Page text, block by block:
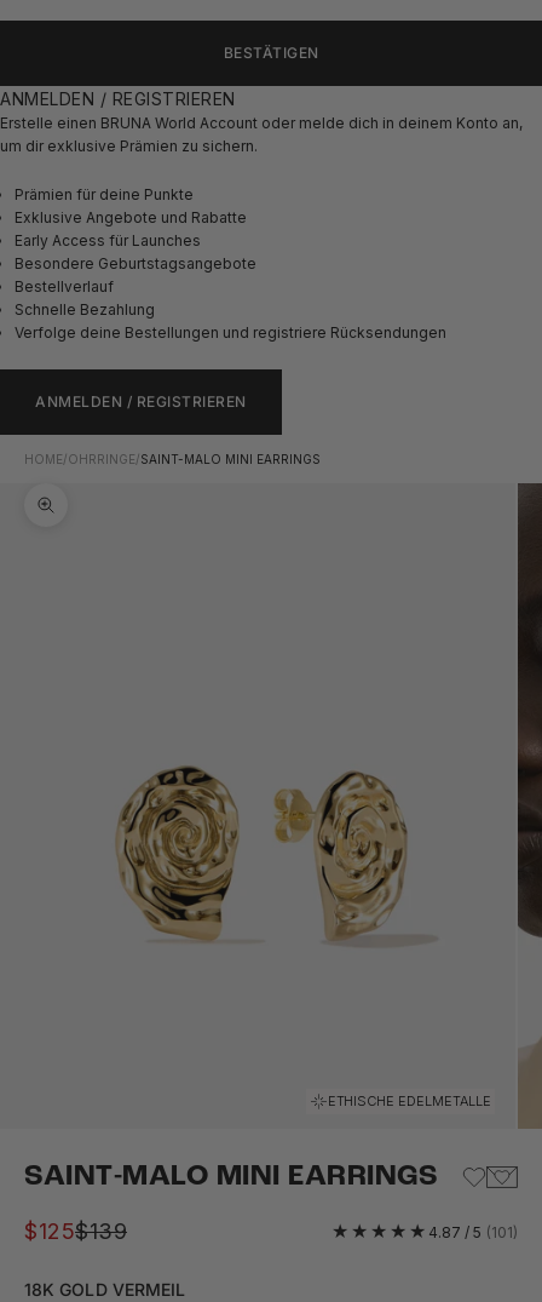
BESTÄTIGEN
ANMELDEN / REGISTRIEREN
Erstelle einen BRUNA World Account oder melde dich in deinem Konto an,
um dir exklusive Prämien zu sichern.
Prämien für deine Punkte
Exklusive Angebote und Rabatte
Early Access für Launches
Besondere Geburtstagsangebote
Bestellverlauf
Schnelle Bezahlung
Verfolge deine Bestellungen und registriere Rücksendungen
ANMELDEN / REGISTRIEREN
HOME/OHRRINGE/SAINT-MALO MINI EARRINGS
Bild vergrößern
ETHISCHE EDELMETALLE
Gehe zu Element 1
Gehe zu Element 2
Gehe zu Element 3
Gehe zu Element 4
Gehe zu Element 5
Gehe zu Element 6
Gehe zu Element 7
Gehe zu Element 8
SAINT-MALO MINI EARRINGS
Angebot
$125Regulärer Preis
$139 4.87 / 5 (101)
18K GOLD VERMEIL